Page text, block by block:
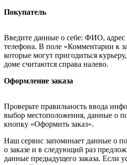
Покупатель
Введите данные о себе: ФИО, адрес
телефона. В поле «Комментарии к
которые могут пригодиться
доме считаются справа налево.
Оформление заказа
Проверьте правильность ввода
выбор местоположения, данные о
кнопку «Оформить заказ».
Наш сервис запоминает данные о
о заказе и в следующий раз
данные предыдущего заказа. Если